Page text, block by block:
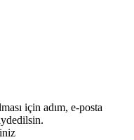
için adım, e-posta